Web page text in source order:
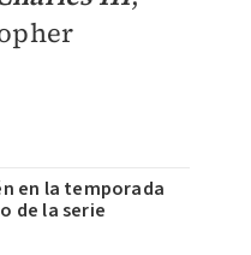
en la temporada
de la serie